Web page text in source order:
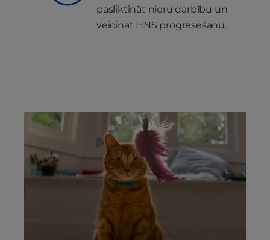
pasliktināt nieru darbību un
veicināt HNS progresēšanu.